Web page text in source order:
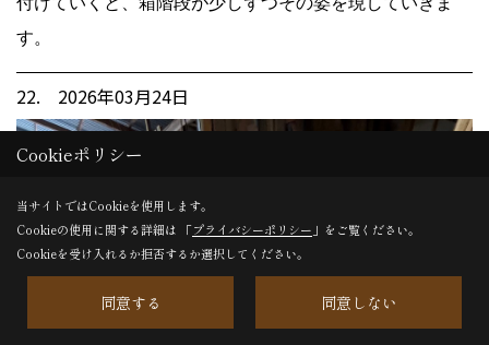
す。
22. 2026年03月24日
Cookieポリシー
当サイトではCookieを使用します。
Cookieの使用に関する詳細は 「プライバシーポリシー 」をご覧ください。
Cookieを受け入れるか拒否するか選択してください。
同意する 同意しない